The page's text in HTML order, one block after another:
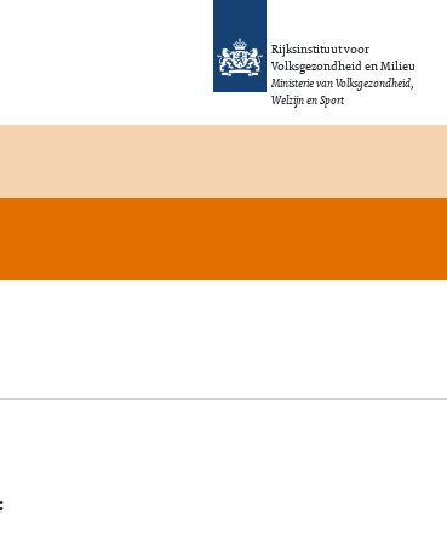
Rijksinstituut voor
Volksgezondheid en Milieu
Ministerie van Volksgezondheid,
Welzijn en Sport